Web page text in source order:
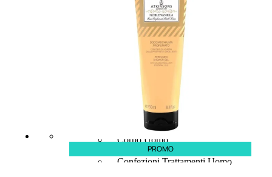
UOMO
Detergente Viso Uomo
Dopobarba Uomo
Antieta Uomo
Anticaduta Uomo
Contorno Occhi Uomo
Bagnodoccia Uomo Profumi
Docciaschiuma Uomo
Corpo Uomo
Deodoranti Uomo
Confezioni Trattamenti Uomo
PROMO